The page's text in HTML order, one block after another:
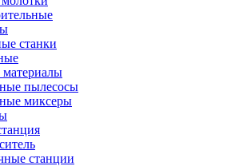
станки
материалы
пылесосы
миксеры
станции